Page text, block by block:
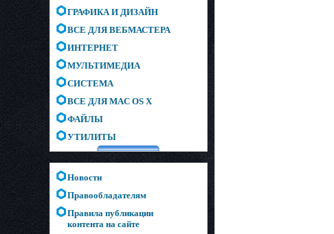
ГРАФИКА И ДИЗАЙН
ВСЕ ДЛЯ ВЕБМАСТЕРА
ИНТЕРНЕТ
МУЛЬТИМЕДИА
СИСТЕМА
ВСЕ ДЛЯ MAC OS X
ФАЙЛЫ
УТИЛИТЫ
Новости
Правообладателям
Правила публикации
контента на сайте